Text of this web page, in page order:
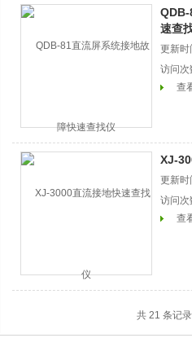
QDB-
速查
更新
访问
查
XJ-
更新
访问
查
共 21 条记